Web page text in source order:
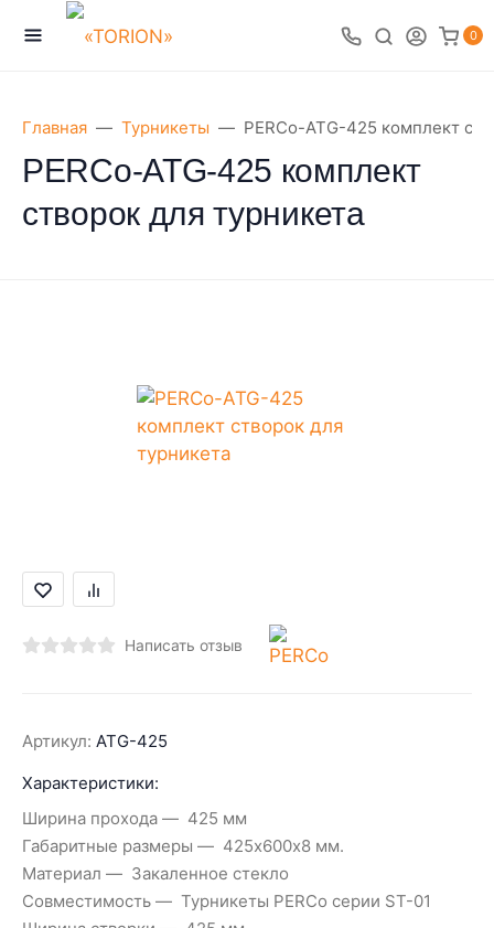
0
Главная Турникеты PERCo-ATG-425 комплект
PERCo-ATG-425 комплект
створок для турникета
Написать отзыв
Артикул: ATG-425
Характеристики:
Ширина прохода
425 мм
Габаритные размеры
425х600х8 мм.
Материал
Закаленное стекло
Совместимость
Турникеты PERCo серии ST-01